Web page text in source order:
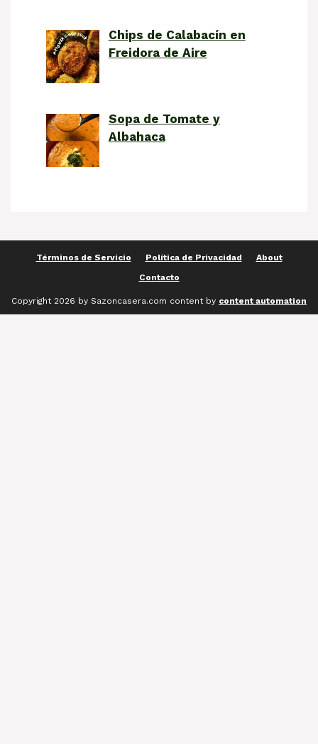
Chips de Calabacín en
Freidora de Aire
Sopa de Tomate y
Albahaca
Términos de Servicio Política de Privacidad
About
Contacto
Copyright 2026 by Sazoncasera.com content by content automation